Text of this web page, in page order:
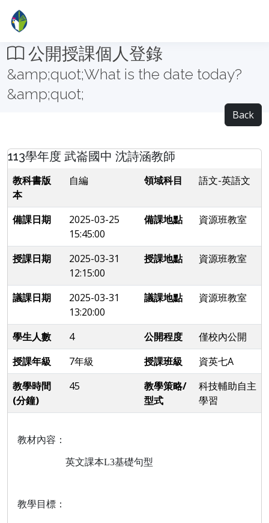
公開授課個人登錄
&amp;quot;What is the date today?
&amp;quot;
Back
113學年度 武崙國中 沈詩涵教師
教科書版
本
自編 領域科目 語文-英語文
備課日期
2025-03-25
15:45:00
備課地點 資源班教室
授課日期
2025-03-31
12:15:00
授課地點 資源班教室
議課日期
2025-03-31
13:20:00
議課地點 資源班教室
學生人數 4 公開程度
僅校內公開
授課年級
7年級 授課班級
資英七A
教學時間
(分鐘)
45
教學策略/
型式
科技輔助自主
學習
教材內容：
英文課本L3基礎句型
教學目標：